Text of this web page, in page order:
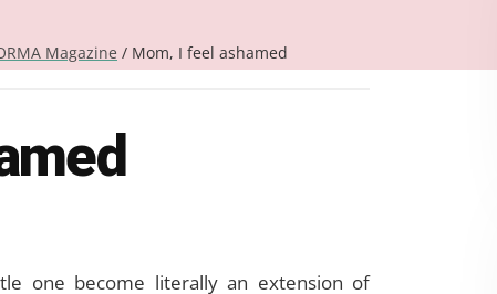
Magazine / Mom, I feel ashamed
one become literally an extension of